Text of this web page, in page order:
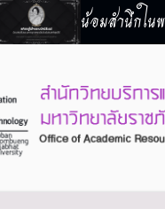
น้อมสำนึกใน